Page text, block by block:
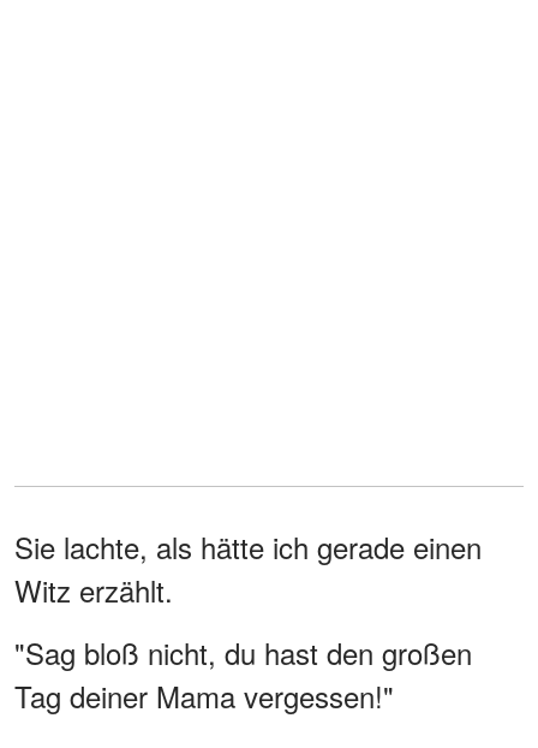
Sie lachte, als hätte ich gerade einen
Witz erzählt.
"Sag bloß nicht, du hast den großen
Tag deiner Mama vergessen!"